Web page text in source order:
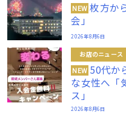
NEW 枚方か
会」
2026年8月6日
お店のニュース
NEW 50代か
な女性へ「
ス」
2026年8月6日